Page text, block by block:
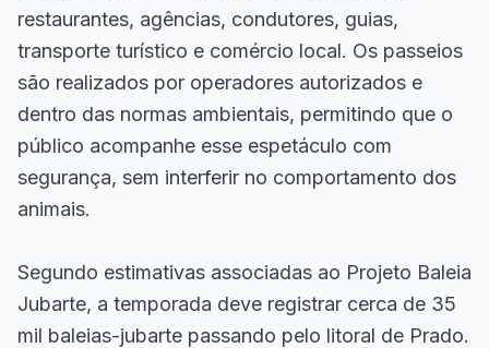
restaurantes, agências, condutores, guias,
transporte turístico e comércio local. Os passeios
são realizados por operadores autorizados e
dentro das normas ambientais, permitindo que o
público acompanhe esse espetáculo com
segurança, sem interferir no comportamento dos
animais.
Segundo estimativas associadas ao Projeto Baleia
Jubarte, a temporada deve registrar cerca de 35
mil baleias-jubarte passando pelo litoral de Prado.